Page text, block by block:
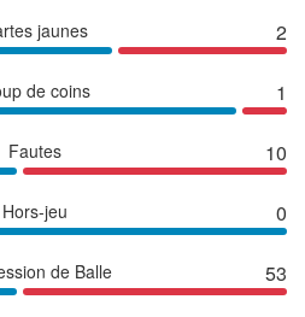
jaunes 2
de coins 1
Fautes 10
Hors-jeu 0
de Balle 53